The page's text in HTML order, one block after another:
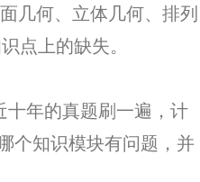
几何、立体几何、排列
点上的缺失。
年的真题刷一遍，计
个知识模块有问题，并